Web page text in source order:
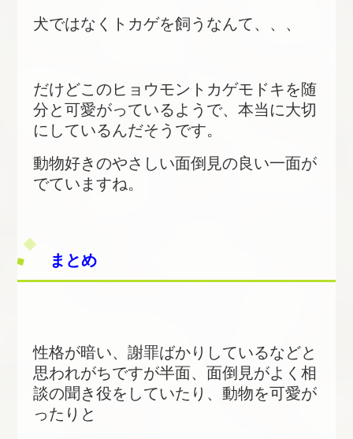
犬ではなくトカゲを飼うなんて、、、
だけどこのヒョウモントカゲモドキを随
分と可愛がっているようで、本当に大切
にしているんだそうです。
動物好きのやさしい面倒見の良い一面が
でていますね。
まとめ
性格が暗い、謝罪ばかりしているなどと
思われがちですが半面、面倒見がよく相
談の聞き役をしていたり、動物を可愛が
ったりと